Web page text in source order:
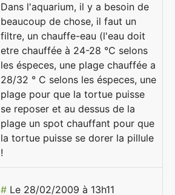
Dans l'aquarium, il y a besoin de
beaucoup de chose, il faut un
filtre, un chauffe-eau (l'eau doit
etre chauffée à 24-28 °C selons
les éspeces, une plage chauffée a
28/32 ° C selons les éspeces, une
plage pour que la tortue puisse
se reposer et au dessus de la
plage un spot chauffant pour que
la tortue puisse se dorer la pillule
!
# Le 28/02/2009 à 13h11